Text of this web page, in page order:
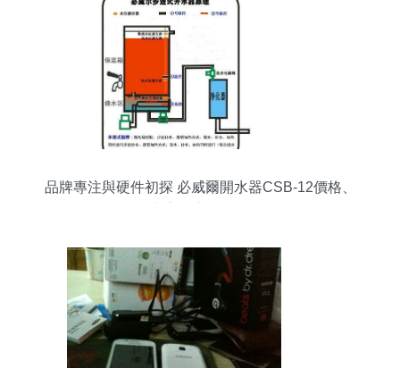
品牌專注與硬件初探 必威爾開水器CSB-12價格、